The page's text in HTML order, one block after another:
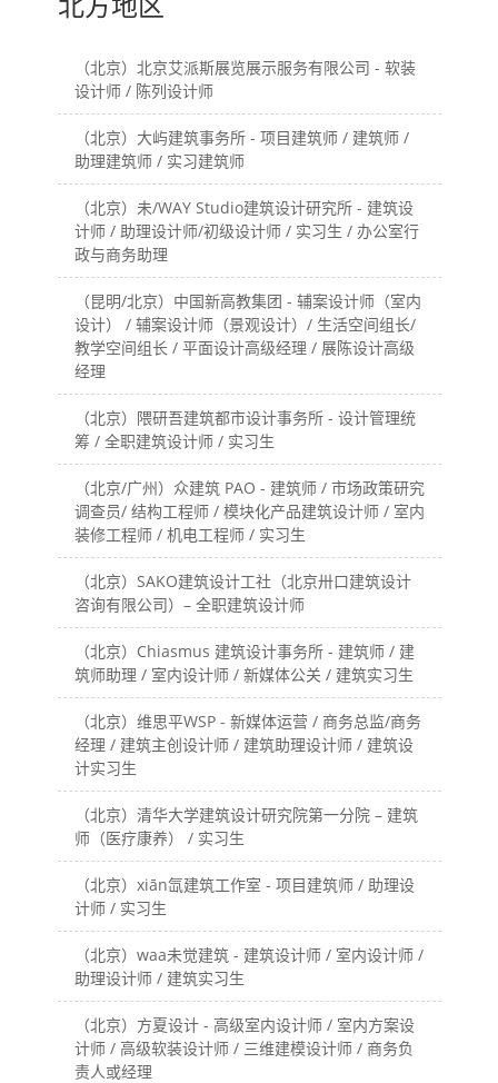
（北京）北京艾派斯展览展示服务有限公司 - 软装
设计师 / 陈列设计师
（北京）大屿建筑事务所 - 项目建筑师 / 建筑师 /
助理建筑师 / 实习建筑师
（北京）未/WAY Studio建筑设计研究所 - 建筑设
计师 / 助理设计师/初级设计师 / 实习生 / 办公室行
政与商务助理
（昆明/北京）中国新高教集团 - 辅案设计师（室内
设计） / 辅案设计师（景观设计）/ 生活空间组长/
教学空间组长 / 平面设计高级经理 / 展陈设计高级
经理
（北京）隈研吾建筑都市设计事务所 - 设计管理统
筹 / 全职建筑设计师 / 实习生
（北京/广州）众建筑 PAO - 建筑师 / 市场政策研究
调查员/ 结构工程师 / 模块化产品建筑设计师 / 室内
装修工程师 / 机电工程师 / 实习生
（北京）SAKO建筑设计工社（北京卅口建筑设计
咨询有限公司）– 全职建筑设计师
（北京）Chiasmus 建筑设计事务所 - 建筑师 / 建
筑师助理 / 室内设计师 / 新媒体公关 / 建筑实习生
（北京）维思平WSP - 新媒体运营 / 商务总监/商务
经理 / 建筑主创设计师 / 建筑助理设计师 / 建筑设
计实习生
（北京）清华大学建筑设计研究院第一分院 – 建筑
师（医疗康养） / 实习生
（北京）xiān氙建筑工作室 - 项目建筑师 / 助理设
计师 / 实习生
（北京）waa未觉建筑 - 建筑设计师 / 室内设计师 /
助理设计师 / 建筑实习生
（北京）方夏设计 - 高级室内设计师 / 室内方案设
计师 / 高级软装设计师 / 三维建模设计师 / 商务负
责人或经理